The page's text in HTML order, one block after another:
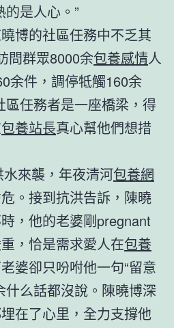
的是人心。”
博的社區任務中不乏其
問群眾8000余包養感情人
余件，調停牴觸160余
區任務者是一座橋梁，得
包養站長真心幫他們想措
來襲，年夜清河包養網
。接到抗洪告訴，陳曉
，他的老婆剛pregnant
，恰是需求愛人在包養
婆卻只吩咐他一句“留意
什么話都沒說。陳曉博深
在了心里，全力支撐他